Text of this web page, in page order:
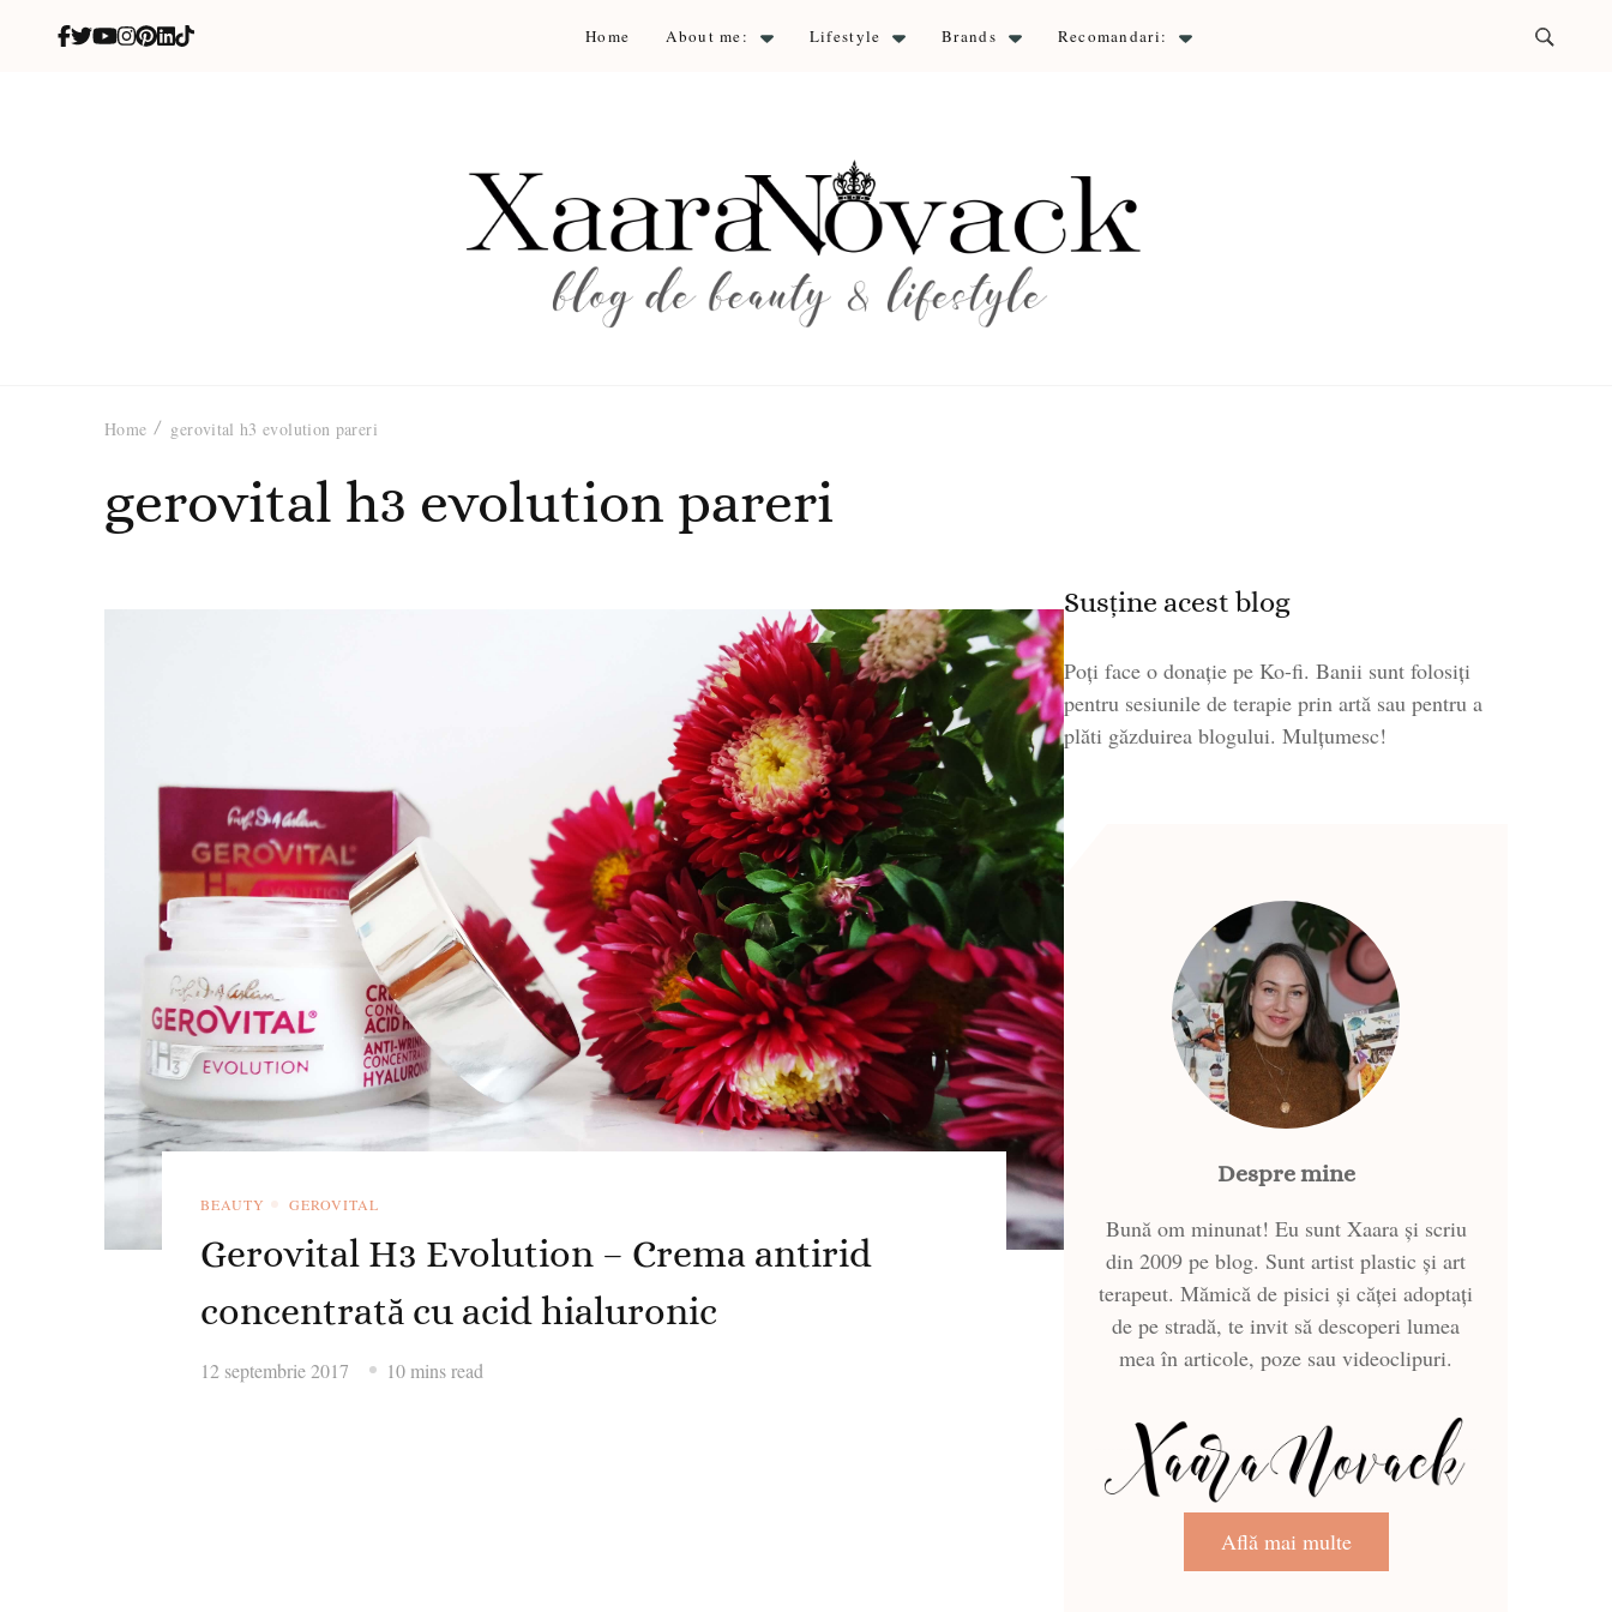
Home About me: Lifestyle Brands Recomandari:
Home gerovital h3 evolution pareri
gerovital h3 evolution pareri
BEAUTY GEROVITAL
Gerovital H3 Evolution – Crema antirid
concentrată cu acid hialuronic
12 septembrie 2017 10 mins read
Susține acest blog
Poți face o donație pe Ko-fi. Banii sunt folosiți
pentru sesiunile de terapie prin artă sau pentru a
plăti găzduirea blogului. Mulțumesc!
Despre mine
Bună om minunat! Eu sunt Xaara și scriu
din 2009 pe blog. Sunt artist plastic și art
terapeut. Mămică de pisici și căței adoptați
de pe stradă, te invit să descoperi lumea
mea în articole, poze sau videoclipuri.
Află mai multe